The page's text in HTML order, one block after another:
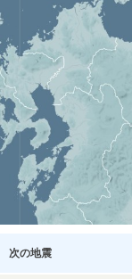
次の地震